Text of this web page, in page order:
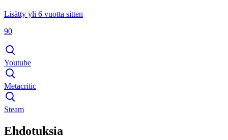
Lisätty yli 6 vuotta sitten
90
Youtube
Metacritic
Steam
Ehdotuksia